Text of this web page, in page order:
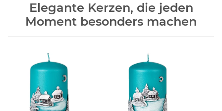
Elegante Kerzen, die jeden
Moment besonders machen